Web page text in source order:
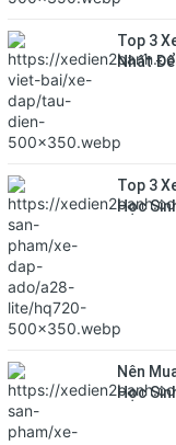
Top 3
Nhất
Top 3
Học
Nên
Học